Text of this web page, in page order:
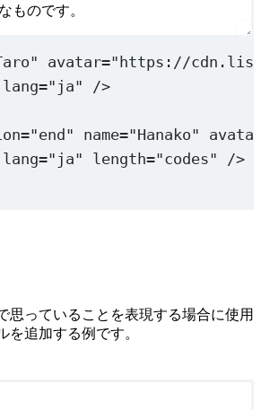
ものです。
avatar="https://
lang="ja" />
="end" name="Hanako"
lang="ja" length="codes" />
思っていることを表現する場合に使用
を追加する例です。